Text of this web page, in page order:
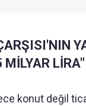
MİLYAR LİRA"
konut değil